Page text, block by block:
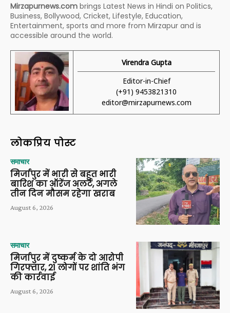
Mirzapurnews.com brings Latest News in Hindi on Politics,
Business, Bollywood, Cricket, Lifestyle, Education,
Entertainment, sports and more from Mirzapur and is
accessible around the world.
Virendra Gupta
Editor-in-Chief
(+91) 9453821310
editor@mirzapurnews.com
लोकप्रिय पोस्ट
समाचार
मिर्जापुर में भारी से बहुत भारी
बारिश का ऑरेंज अलर्ट, अगले
तीन दिन मौसम रहेगा खराब
August 6, 2026
समाचार
मिर्जापुर में दुष्कर्म के दो आरोपी
गिरफ्तार, 21 लोगों पर शांति भंग
की कार्रवाई
August 6, 2026